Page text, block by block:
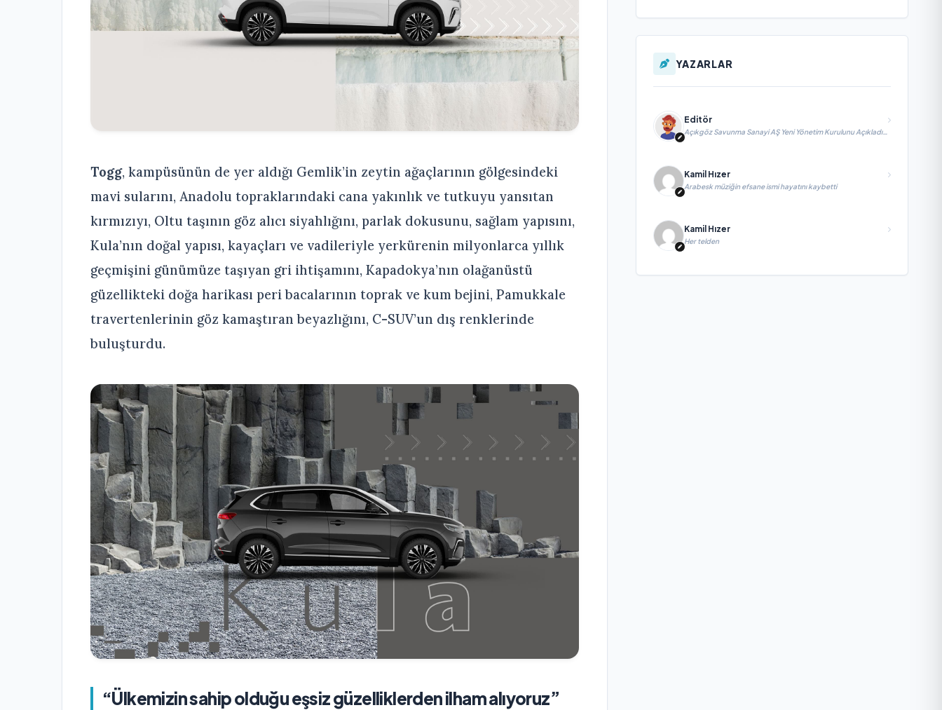
Togg, kampüsünün de yer aldığı Gemlik’in zeytin ağaçlarının gölgesindeki
mavi sularını, Anadolu topraklarındaki cana yakınlık ve tutkuyu yansıtan
kırmızıyı, Oltu taşının göz alıcı siyahlığını, parlak dokusunu, sağlam yapısını,
Kula’nın doğal yapısı, kayaçları ve vadileriyle yerkürenin milyonlarca yıllık
geçmişini günümüze taşıyan gri ihtişamını, Kapadokya’nın olağanüstü
güzellikteki doğa harikası peri bacalarının toprak ve kum bejini, Pamukkale
travertenlerinin göz kamaştıran beyazlığını, C-SUV’un dış renklerinde
buluşturdu.
“Ülkemizin sahip olduğu eşsiz güzelliklerden ilham alıyoruz”
YAZARLAR
Editör
Açıkgöz Savunma Sanayi AŞ Yeni Yönetim Kurulunu Açıkladı
ve Savunma Sanayinde Küresel Vizyon Vurgusu
Kamil Hızer
Arabesk müziğin efsane ismi hayatını kaybetti
Kamil Hızer
Her telden